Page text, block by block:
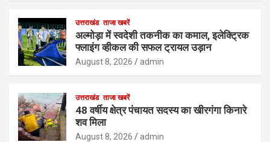
उत्तराखंड ताजा खबरें
अल्मोड़ा में स्वदेशी तकनीक का कमाल, इलेक्ट्रिक
फ्लाइंग व्हीकल की सफल ट्रायल उड़ान
August 8, 2026 admin
उत्तराखंड ताजा खबरें
48 वर्षीय क्षेत्र पंचायत सदस्य का खीरगंगा किनारे
शव मिला
August 8, 2026 admin